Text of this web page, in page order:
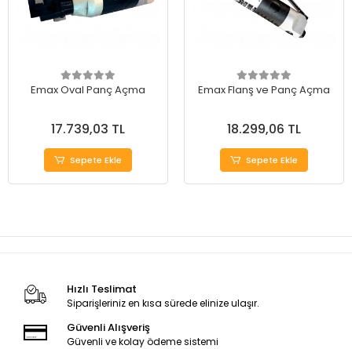
Emax Oval Panç Açma
17.739,03 TL
Sepete Ekle
Emax Flanş ve Panç Açma
18.299,06 TL
Sepete Ekle
Hızlı Teslimat
Siparişleriniz en kısa sürede elinize ulaşır.
Güvenli Alışveriş
Güvenli ve kolay ödeme sistemi